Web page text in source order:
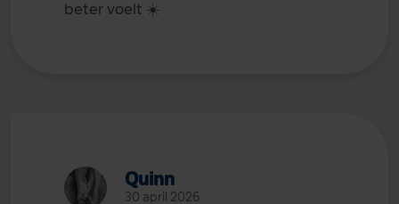
beter voelt ☀️
Quinn
30 april 2026